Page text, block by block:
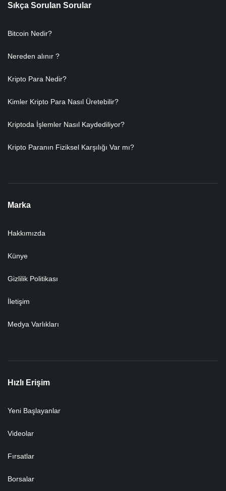
Sıkça Sorulan Sorular
Bitcoin Nedir?
Nereden alınır ?
Kripto Para Nedir?
Kimler Kripto Para Nasıl Üretebilir?
Kriptoda İşlemler Nasıl Kaydediliyor?
Kripto Paranın Fiziksel Karşılığı Var mı?
Marka
Hakkımızda
Künye
Gizlilik Politikası
İletişim
Medya Varlıkları
Hızlı Erişim
Yeni Başlayanlar
Videolar
Fırsatlar
Borsalar